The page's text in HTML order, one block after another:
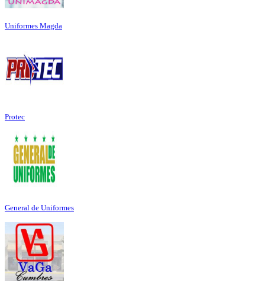
Uniformes Magda
Protec
General de Uniformes